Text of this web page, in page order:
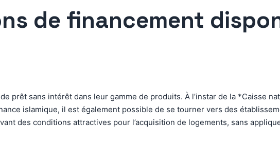
de financement
prêt sans intérêt dans leur gamme de produits. À l’instar de la *Caisse
islamique, il est également possible de se tourner vers des
des conditions attractives pour l’acquisition de logements, sans